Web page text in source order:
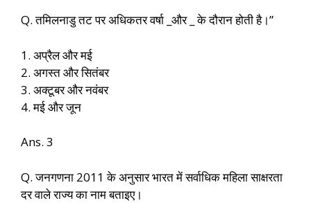
Q. तमिलनाडु तट पर अधिकतर वर्षा _और _ के दौरान होती है।”
1. अप्रैल और मई
2. अगस्त और सितंबर
3. अक्टूबर और नवंबर
4. मई और जून
Ans. 3
Q. जनगणना 2011 के अनुसार भारत में सर्वाधिक महिला साक्षरता
दर वाले राज्य का नाम बताइए।